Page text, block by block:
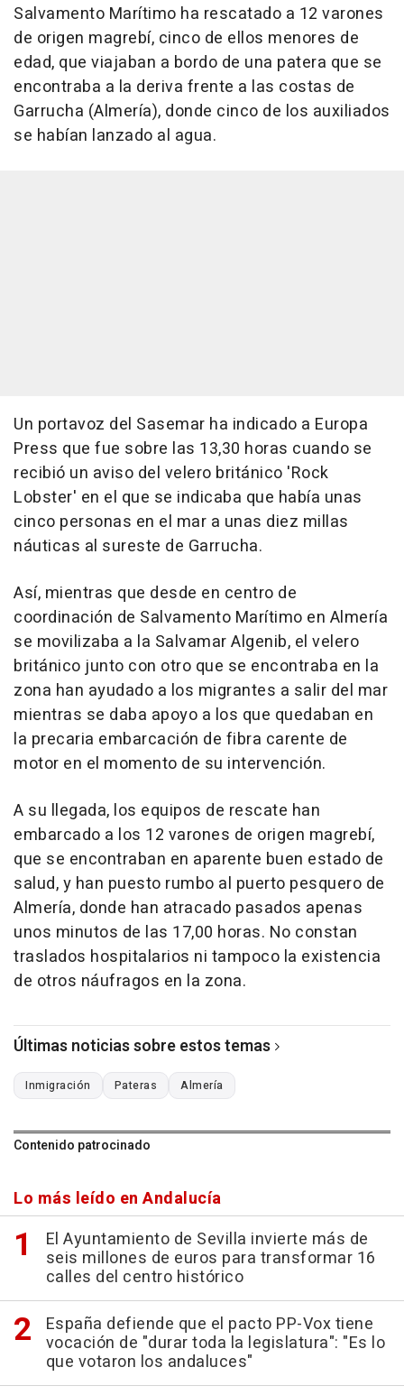
Salvamento Marítimo ha rescatado a 12 varones
de origen magrebí, cinco de ellos menores de
edad, que viajaban a bordo de una patera que se
encontraba a la deriva frente a las costas de
Garrucha (Almería), donde cinco de los auxiliados
se habían lanzado al agua.
Un portavoz del Sasemar ha indicado a Europa
Press que fue sobre las 13,30 horas cuando se
recibió un aviso del velero británico 'Rock
Lobster' en el que se indicaba que había unas
cinco personas en el mar a unas diez millas
náuticas al sureste de Garrucha.
Así, mientras que desde en centro de
coordinación de Salvamento Marítimo en Almería
se movilizaba a la Salvamar Algenib, el velero
británico junto con otro que se encontraba en la
zona han ayudado a los migrantes a salir del mar
mientras se daba apoyo a los que quedaban en
la precaria embarcación de fibra carente de
motor en el momento de su intervención.
A su llegada, los equipos de rescate han
embarcado a los 12 varones de origen magrebí,
que se encontraban en aparente buen estado de
salud, y han puesto rumbo al puerto pesquero de
Almería, donde han atracado pasados apenas
unos minutos de las 17,00 horas. No constan
traslados hospitalarios ni tampoco la existencia
de otros náufragos en la zona.
Últimas noticias sobre estos temas
Inmigración Pateras Almería
Contenido patrocinado
Lo más leído en Andalucía
El Ayuntamiento de Sevilla invierte más de
seis millones de euros para transformar 16
calles del centro histórico
España defiende que el pacto PP-Vox tiene
vocación de "durar toda la legislatura": "Es lo
que votaron los andaluces"